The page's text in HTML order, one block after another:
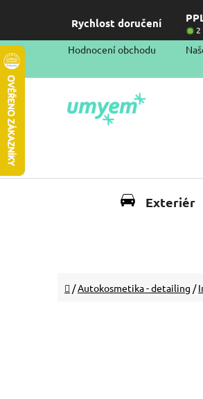
obsah
Rychlost doručení 2
Hodnocení obchodu
Exteriér
Domů
/Autokosmetika - detailing /